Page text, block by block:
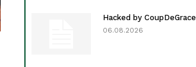
Hacked by CoupDeGrace
06.08.2026